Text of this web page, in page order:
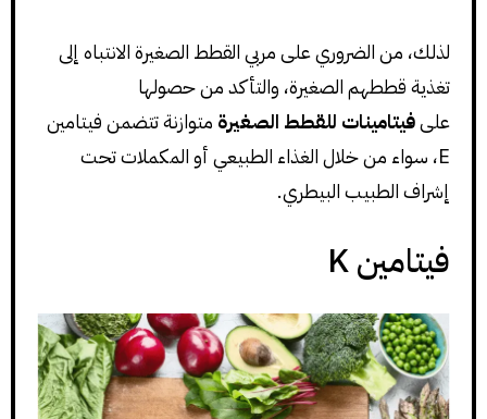
لذلك، من الضروري على مربي القطط الصغيرة الانتباه إلى
تغذية قططهم الصغيرة، والتأكد من حصولها
علىفيتامينات للقطط الصغيرة متوازنة تتضمن فيتامين
E، سواء من خلال الغذاء الطبيعي أو المكملات تحت
إشراف الطبيب البيطري.
فيتامين K